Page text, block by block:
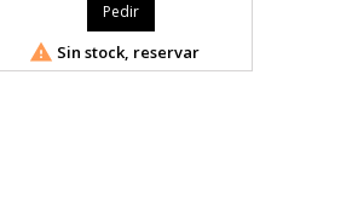
Pedir
 Sin stock, reservar